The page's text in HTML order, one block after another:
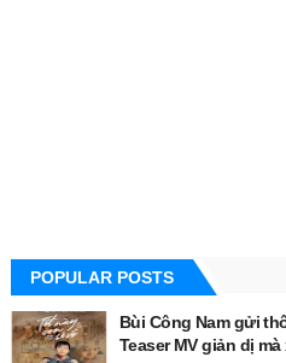
POPULAR POSTS
Bùi Công Nam gửi
Teaser MV giản dị